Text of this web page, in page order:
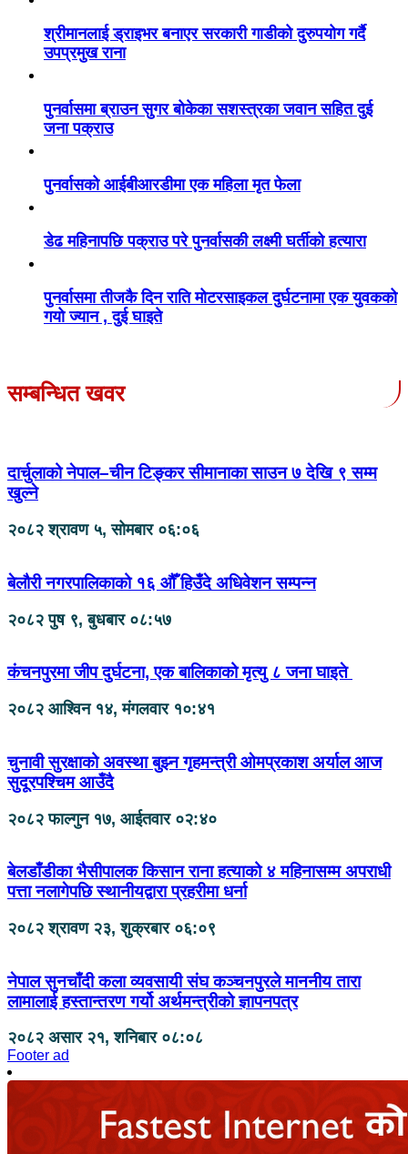
श्रीमानलाई ड्राइभर बनाएर सरकारी गाडीको दुरुपयोग गर्दै
उपप्रमुख राना
पुनर्वासमा ब्राउन सुगर बोकेका सशस्त्रका जवान सहित दुई
जना पक्राउ
पुनर्वासको आईबीआरडीमा एक महिला मृत फेला
डेढ महिनापछि पक्राउ परे पुनर्वासकी लक्ष्मी घर्तीको हत्यारा
पुनर्वासमा तीजकै दिन राति मोटरसाइकल दुर्घटनामा एक युवकको
गयो ज्यान , दुई घाइते
सम्बन्धित खवर
दार्चुलाको नेपाल–चीन टिङ्कर सीमानाका साउन ७ देखि ९ सम्म
खुल्ने
२०८२ श्रावण ५, सोमबार ०६:०६
बेलौरी नगरपालिकाको १६ औँ हिउँदे अधिवेशन सम्पन्न
२०८२ पुष ९, बुधबार ०८:५७
कंचनपुरमा जीप दुर्घटना, एक बालिकाको मृत्यु ८ जना घाइते
२०८२ आश्विन १४, मंगलवार १०:४१
चुनावी सुरक्षाको अवस्था बुझ्न गृहमन्त्री ओमप्रकाश अर्याल आज
सुदूरपश्चिम आउँदै
२०८२ फाल्गुन १७, आईतवार ०२:४०
बेलडाँडीका भैसीपालक किसान राना हत्याको ४ महिनासम्म अपराधी
पत्ता नलागेपछि स्थानीयद्वारा प्रहरीमा धर्ना
२०८२ श्रावण २३, शुक्रबार ०६:०९
नेपाल सुनचाँदी कला व्यवसायी संघ कञ्चनपुरले माननीय तारा
लामालाई हस्तान्तरण गर्यो अर्थमन्त्रीको ज्ञापनपत्र
२०८२ असार २१, शनिबार ०८:०८
Footer ad